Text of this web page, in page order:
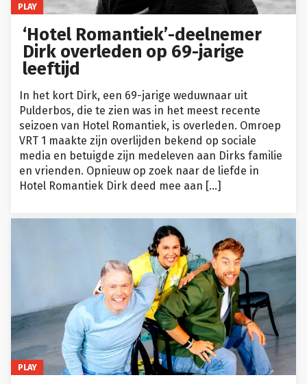
PLAY
‘Hotel Romantiek’-deelnemer
Dirk overleden op 69-jarige
leeftijd
In het kort Dirk, een 69-jarige weduwnaar uit
Pulderbos, die te zien was in het meest recente
seizoen van Hotel Romantiek, is overleden. Omroep
VRT 1 maakte zijn overlijden bekend op sociale
media en betuigde zijn medeleven aan Dirks familie
en vrienden. Opnieuw op zoek naar de liefde in
Hotel Romantiek Dirk deed mee aan […]
PLAY